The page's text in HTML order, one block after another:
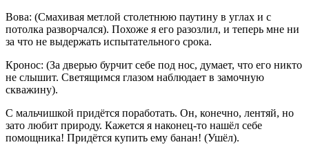
Вова: (Смахивая метлой столетнюю паутину в углах и с
потолка разворчался). Похоже я его разозлил, и теперь мне ни
за что не выдержать испытательного срока.
Кронос: (За дверью бурчит себе под нос, думает, что его никто
не слышит. Светящимся глазом наблюдает в замочную
скважину).
С мальчишкой придётся поработать. Он, конечно, лентяй, но
зато любит природу. Кажется я наконец-то нашёл себе
помощника! Придётся купить ему банан! (Ушёл).